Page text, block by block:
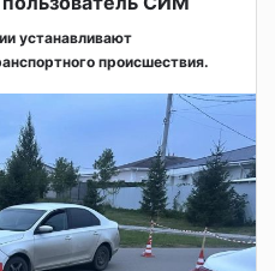
устанавливают
происшествия.